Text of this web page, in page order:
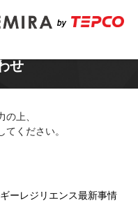
せ
の上、
ください。